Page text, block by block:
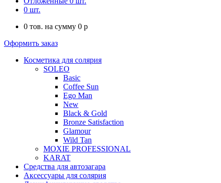
0 шт.
0 тов. на сумму 0 p
Оформить заказ
Косметика для солярия
SOLEO
Basic
Coffee Sun
Ego Man
New
Black & Gold
Bronze Satisfaction
Glamour
Wild Tan
MOXIE PROFESSIONAL
KARAT
Средства для автозагара
Аксессуары для солярия